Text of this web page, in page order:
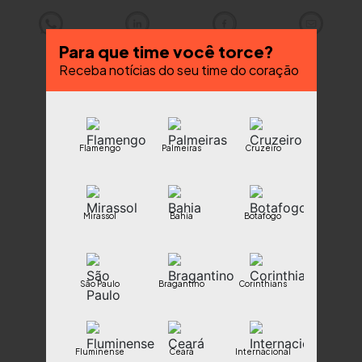
Para que time você torce?
Receba notícias do seu time do coração
Flamengo Palmeiras Cruzeiro
Mirassol Bahia Botafogo
São Paulo Bragantino Corinthians
Fluminense Ceará Internacional